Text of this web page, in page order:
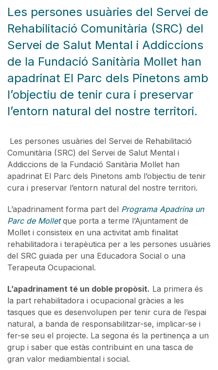
Les persones usuàries del Servei de
Rehabilitació Comunitària (SRC) del
Servei de Salut Mental i Addiccions
de la Fundació Sanitària Mollet han
apadrinat El Parc dels Pinetons amb
l’objectiu de tenir cura i preservar
l’entorn natural del nostre territori.
Les persones usuàries del Servei de Rehabilitació
Comunitària (SRC) del Servei de Salut Mental i
Addiccions de la Fundació Sanitària Mollet han
apadrinat El Parc dels Pinetons amb l’objectiu de tenir
cura i preservar l’entorn natural del nostre territori.
L’apadrinament forma part del Programa Apadrina un
Parc de Molletque porta a terme l’Ajuntament de
Mollet i consisteix en una activitat amb finalitat
rehabilitadora i terapèutica per a les persones usuàries
del SRC guiada per una Educadora Social o una
Terapeuta Ocupacional.
L’apadrinament té un doble propòsit. La primera és
la part rehabilitadora i ocupacional gràcies a les
tasques que es desenvolupen per tenir cura de l’espai
natural, a banda de responsabilitzar-se, implicar-se i
fer-se seu el projecte. La segona és la pertinença a un
grup i saber que estàs contribuint en una tasca de
gran valor mediambiental i social.